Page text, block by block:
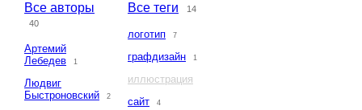
Все авторы
40
Артемий
Лебедев
1
Людвиг
Быстроновский
2
Все теги 14
логотип 7
графдизайн 1
иллюстрация
сайт
4